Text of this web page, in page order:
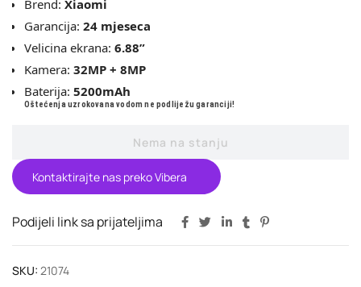
Brend: Xiaomi
Garancija: 24 mjeseca
Velicina ekrana: 6.88”
Kamera: 32MP + 8MP
Baterija: 5200mAh
Oštećenja uzrokovana vodom ne podliježu garanciji!
Nema na stanju
Kontaktirajte nas preko Vibera
Podijeli link sa prijateljima
SKU: 21074